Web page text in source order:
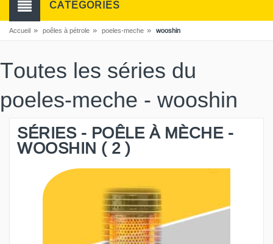
CATEGORIES
Accueil » poêles à pétrole » poeles-meche » wooshin
Toutes les séries du
poeles-meche - wooshin
SÉRIES - POÊLE À MÈCHE -
WOOSHIN ( 2 )